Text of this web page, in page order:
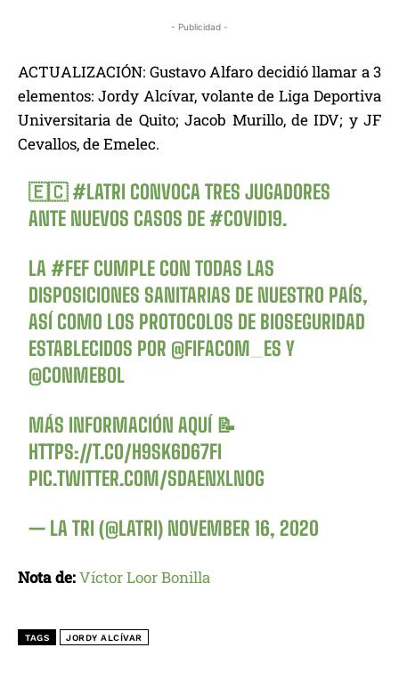
- Publicidad -
ACTUALIZACIÓN: Gustavo Alfaro decidió llamar a 3
elementos: Jordy Alcívar, volante de Liga Deportiva
Universitaria de Quito; Jacob Murillo, de IDV; y JF
Cevallos, de Emelec.
🇪🇨#LATRI CONVOCA TRES JUGADORES
ANTE NUEVOS CASOS DE#COVID19.
LA#FEF CUMPLE CON TODAS LAS
DISPOSICIONES SANITARIAS DE NUESTRO PAÍS,
ASÍ COMO LOS PROTOCOLOS DE BIOSEGURIDAD
ESTABLECIDOS POR @FIFACOM_ES Y
@CONMEBOL
MÁS INFORMACIÓN AQUÍ 📝
HTTPS://T.CO/H9SK6D67FI
PIC.TWITTER.COM/SDAENXLNOG
— LA TRI (@LATRI) NOVEMBER 16, 2020
Nota de:Víctor Loor Bonilla
TAGS JORDY ALCÍVAR